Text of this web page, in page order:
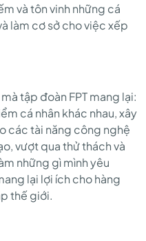
và tôn vinh những cá
làm cơ sở cho việc xếp
tập đoàn FPT mang lại:
cá nhân khác nhau, xây
các tài năng công nghệ
vượt qua thử thách và
những gì mình yêu
lại lợi ích cho hàng
thế giới.